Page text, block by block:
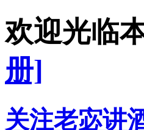
欢迎光临
册]
关注老宓讲